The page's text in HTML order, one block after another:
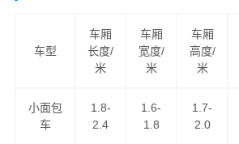
系列之一，为客户提供江门到铜仁货
车运输服务，为客户提供优势的江门
江门到铜仁货运为客户提供舒
车型
车厢
长度/
米
车厢
宽度/
米
车厢
高度/
米
小面包
车
1.8-
2.4
1.6-
1.8
1.7-
2.0